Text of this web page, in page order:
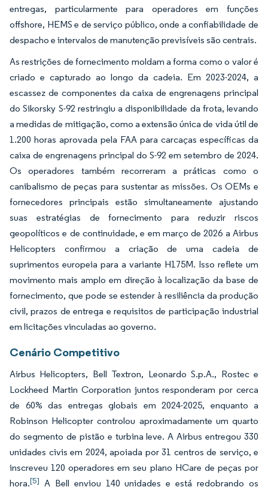
entregas, particularmente para operadores em funções
offshore, HEMS e de serviço público, onde a confiabilidade de
despacho e intervalos de manutenção previsíveis são centrais.
As restrições de fornecimento moldam a forma como o valor é
criado e capturado ao longo da cadeia. Em 2023-2024, a
escassez de componentes da caixa de engrenagens principal
do Sikorsky S-92 restringiu a disponibilidade da frota, levando
a medidas de mitigação, como a extensão única de vida útil de
1.200 horas aprovada pela FAA para carcaças específicas da
caixa de engrenagens principal do S-92 em setembro de 2024.
Os operadores também recorreram a práticas como o
canibalismo de peças para sustentar as missões. Os OEMs e
fornecedores principais estão simultaneamente ajustando
suas estratégias de fornecimento para reduzir riscos
geopolíticos e de continuidade, e em março de 2026 a Airbus
Helicopters confirmou a criação de uma cadeia de
suprimentos europeia para a variante H175M. Isso reflete um
movimento mais amplo em direção à localização da base de
fornecimento, que pode se estender à resiliência da produção
civil, prazos de entrega e requisitos de participação industrial
em licitações vinculadas ao governo.
Cenário Competitivo
Airbus Helicopters, Bell Textron, Leonardo S.p.A., Rostec e
Lockheed Martin Corporation juntos responderam por cerca
de 60% das entregas globais em 2024-2025, enquanto a
Robinson Helicopter controlou aproximadamente um quarto
do segmento de pistão e turbina leve. A Airbus entregou 330
unidades civis em 2024, apoiada por 31 centros de serviço, e
inscreveu 120 operadores em seu plano HCare de peças por
hora.[5] A Bell enviou 140 unidades e está redobrando os